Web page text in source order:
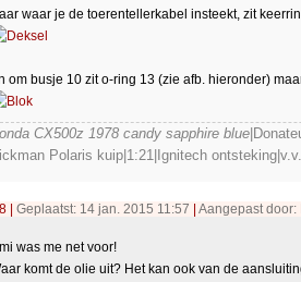
waar je de toerentellerkabel insteekt, zit
om busje 10 zit o-ring 13 (zie afb. hieronder)
CX500z 1978 candy sapphire blue
Polaris kuip|1:21|Ignitech
Geplaatst: 14 jan. 2015 11:57 Aangepast door:
was me net voor!
komt de olie uit? Het kan ook van de